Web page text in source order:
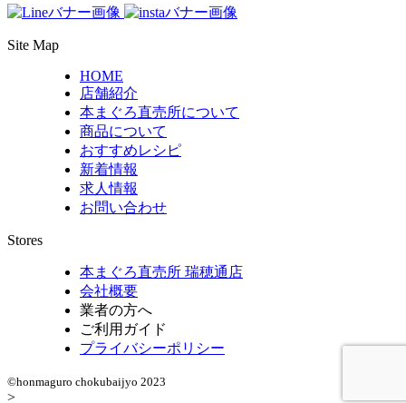
Site Map
HOME
店舗紹介
本まぐろ直売所について
商品について
おすすめレシピ
新着情報
求人情報
お問い合わせ
Stores
本まぐろ直売所 瑞穂通店
会社概要
業者の方へ
ご利用ガイド
プライバシーポリシー
©️honmaguro chokubaijyo 2023
>